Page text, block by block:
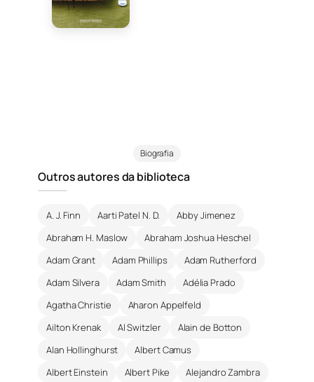
Biografia
Outros autores da biblioteca
A. J. Finn Aarti Patel N. D.
Abby Jimenez
Abraham H. Maslow
Abraham Joshua Heschel
Adam Grant
Adam Phillips
Adam Rutherford
Adam Silvera
Adam Smith
Adélia Prado
Agatha Christie
Aharon Appelfeld
Ailton Krenak
Al Switzler
Alain de Botton
Alan Hollinghurst
Albert Camus
Albert Einstein
Albert Pike Alejandro Zambra